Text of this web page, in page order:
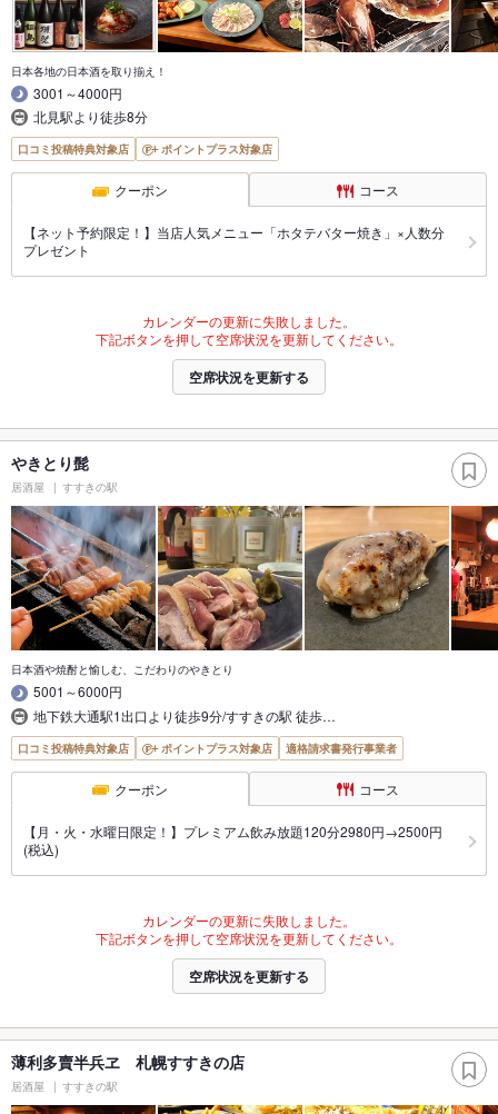
日本各地の日本酒を取り揃え！
3001～4000円
北見駅より徒歩8分
口コミ投稿特典対象店 ポイントプラス対象店
クーポン コース
【ネット予約限定！】当店人気メニュー「ホタテバター焼き」×人数分
プレゼント
カレンダーの更新に失敗しました。
下記ボタンを押して空席状況を更新してください。
空席状況を更新する
やきとり髭
居酒屋 すすきの駅
日本酒や焼酎と愉しむ、こだわりのやきとり
5001～6000円
地下鉄大通駅1出口より徒歩9分/すすきの駅 徒歩…
口コミ投稿特典対象店 ポイントプラス対象店 適格請求書発行事業者
クーポン コース
【月・火・水曜日限定！】プレミアム飲み放題120分2980円→2500円
(税込)
カレンダーの更新に失敗しました。
下記ボタンを押して空席状況を更新してください。
空席状況を更新する
薄利多賣半兵ヱ 札幌すすきの店
居酒屋 すすきの駅